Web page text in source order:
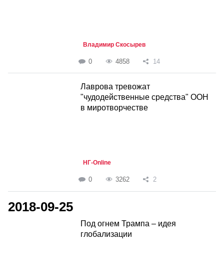
Владимир Скосырев
0 4858 14
Лаврова тревожат
"чудодейственные средства" ООН
в миротворчестве
НГ-Online
0 3262 2
2018-09-25
Под огнем Трампа – идея
глобализации